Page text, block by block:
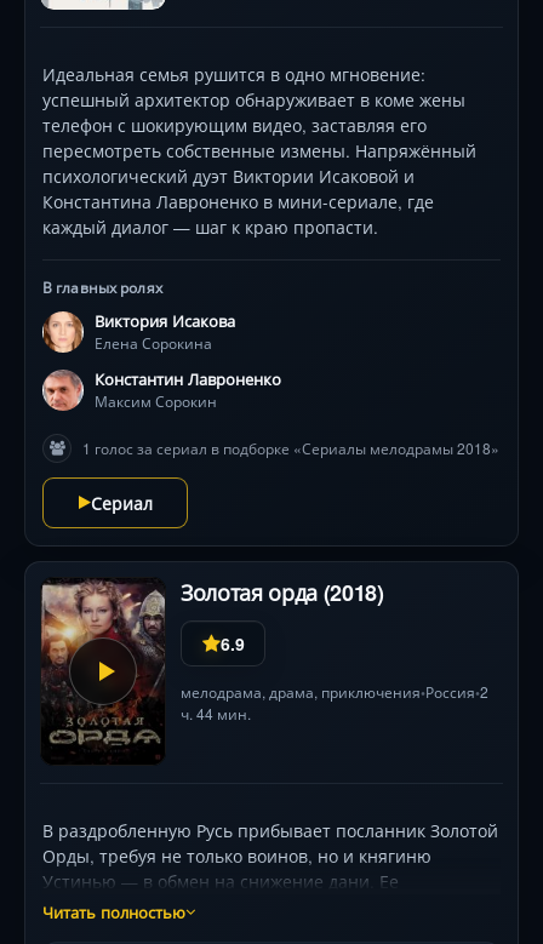
Идеальная семья рушится в одно мгновение:
успешный архитектор обнаруживает в коме жены
телефон с шокирующим видео, заставляя его
пересмотреть собственные измены. Напряжённый
психологический дуэт Виктории Исаковой и
Константина Лавроненко в мини-сериале, где
каждый диалог — шаг к краю пропасти.
В главных ролях
Виктория Исакова
Елена Сорокина
Константин Лавроненко
Максим Сорокин
1 голос за сериал в подборке «Сериалы мелодрамы 2018»
Сериал
Золотая орда (2018)
6.9
мелодрама, драма, приключения•Россия•2
ч. 44 мин.
В раздробленную Русь прибывает посланник Золотой
Орды, требуя не только воинов, но и княгиню
Устинью — в обмен на снижение дани. Ее
отправляют в степь, где тайны ханского гарема и
Читать полностью